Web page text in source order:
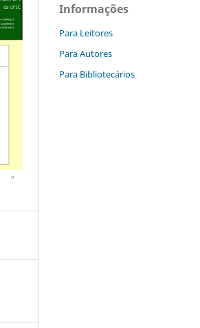
Informações
Para Leitores
Para Autores
Para Bibliotecários